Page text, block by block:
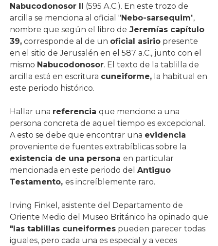
Nabucodonosor II (595 A.C.). En este trozo de
arcilla se menciona al oficial "Nebo-sarsequim",
nombre que según el libro de Jeremías capítulo
39, corresponde al de un oficial asirio presente
en el sitio de Jerusalén en el 587 a.C., junto con el
mismo Nabucodonosor. El texto de la tablilla de
arcilla está en escritura cuneiforme, la habitual en
este periodo histórico.
Hallar una referencia que mencione a una
persona concreta de aquel tiempo es excepcional.
A esto se debe que encontrar una evidencia
proveniente de fuentes extrabíblicas sobre la
existencia de una persona en particular
mencionada en este periodo del Antiguo
Testamento, es increíblemente raro.
Irving Finkel, asistente del Departamento de
Oriente Medio del Museo Británico ha opinado que
"las tablillas cuneiformes pueden parecer todas
iguales, pero cada una es especial y a veces